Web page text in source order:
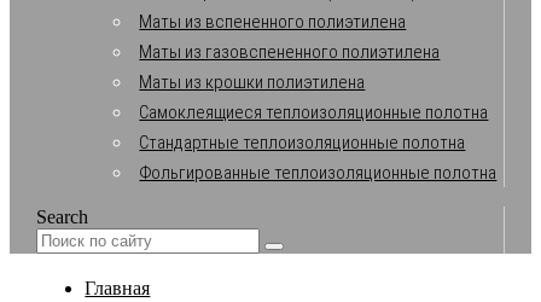
Маты из вспененного полиэтилена
Маты из газовспененного полиэтилена
Маты из крошки полиэтилена
Самоклеящиеся теплоизоляционные полотна
Стандартные теплоизоляционные полотна
Фольгированные теплоизоляционные полотна
Search
Главная